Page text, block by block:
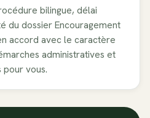
bilingue, délai
du dossier Encouragement
accord avec le caractère
administratives et
vous.